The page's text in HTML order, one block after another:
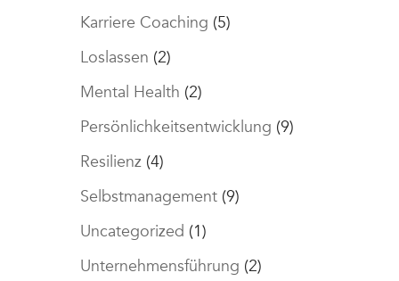
Karriere Coaching (5)
Loslassen (2)
Mental Health (2)
Persönlichkeitsentwicklung (9)
Resilienz(4)
Selbstmanagement(9)
Uncategorized (1)
Unternehmensführung (2)